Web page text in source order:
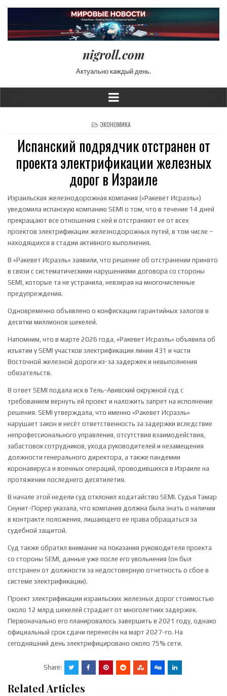
nigroll.com
Актуально каждый день.
POSTED IN
ЭКОНОМИКА
Испанский подрядчик отстранен от
проекта электрификации железных
дорог в Израиле
Израильская железнодорожная компания («Ракевет Исраэль»)
уведомила испанскую компанию SEMI о том, что в течение 14 дней
прекращают все отношения с ней и отстраняют ее от всех
проектов электрификации железнодорожных путей, в том числе –
находящихся в стадии активного выполнения.
В «Ракевет Исраэль» заявили, что решение об отстранении принято
в связи с систематическими нарушениями договора со стороны
SEMI, которые та не устранила, невзирая на многочисленные
предупреждения.
Одновременно объявлено о конфискации гарантийных залогов в
десятки миллионов шекелей.
Напомним, что в марте 2026 года, «Ракевет Исраэль» объявила об
изъятии у SEMI участков электрификации линии 431 и части
Восточной железной дороги из-за задержек и невыполнения
обязательств.
В ответ SEMI подала иск в Тель-Авивский окружной суд с
требованием вернуть ей проект и наложить запрет на исполнение
решения. SEMI утверждала, что именно «Ракевет Исраэль»
нарушает закон и несёт ответственность за задержки вследствие
непрофессионального управления, отсутствия взаимодействия,
забастовок сотрудников, ухода руководителей и незамещения
должности генерального директора, а также пандемии
коронавируса и военных операций, проводившихся в Израиле на
протяжении последнего десятилетия.
В начале этой недели суд отклонил ходатайство SEMI. Судья Тамар
Снунит-Порер указала, что компания должна была знать о наличии
в контракте положения, лишающего ее права обращаться за
судебной защитой.
Суд также обратил внимание на показания руководителя проекта
со стороны SEMI, данные уже после его увольнения (он был
отстранен от должности за недостоверную отчетность о сбое в
системе электрификации).
Проект электрификации израильских железных дорог стоимостью
около 12 млрд шекелей страдает от многолетних задержек.
Первоначально его планировалось завершить в 2021 году, однако
официальный срок сдачи перенесён на март 2027-го. На
сегодняшний день электрифицировано около 75% сети.
Share:
Related Articles